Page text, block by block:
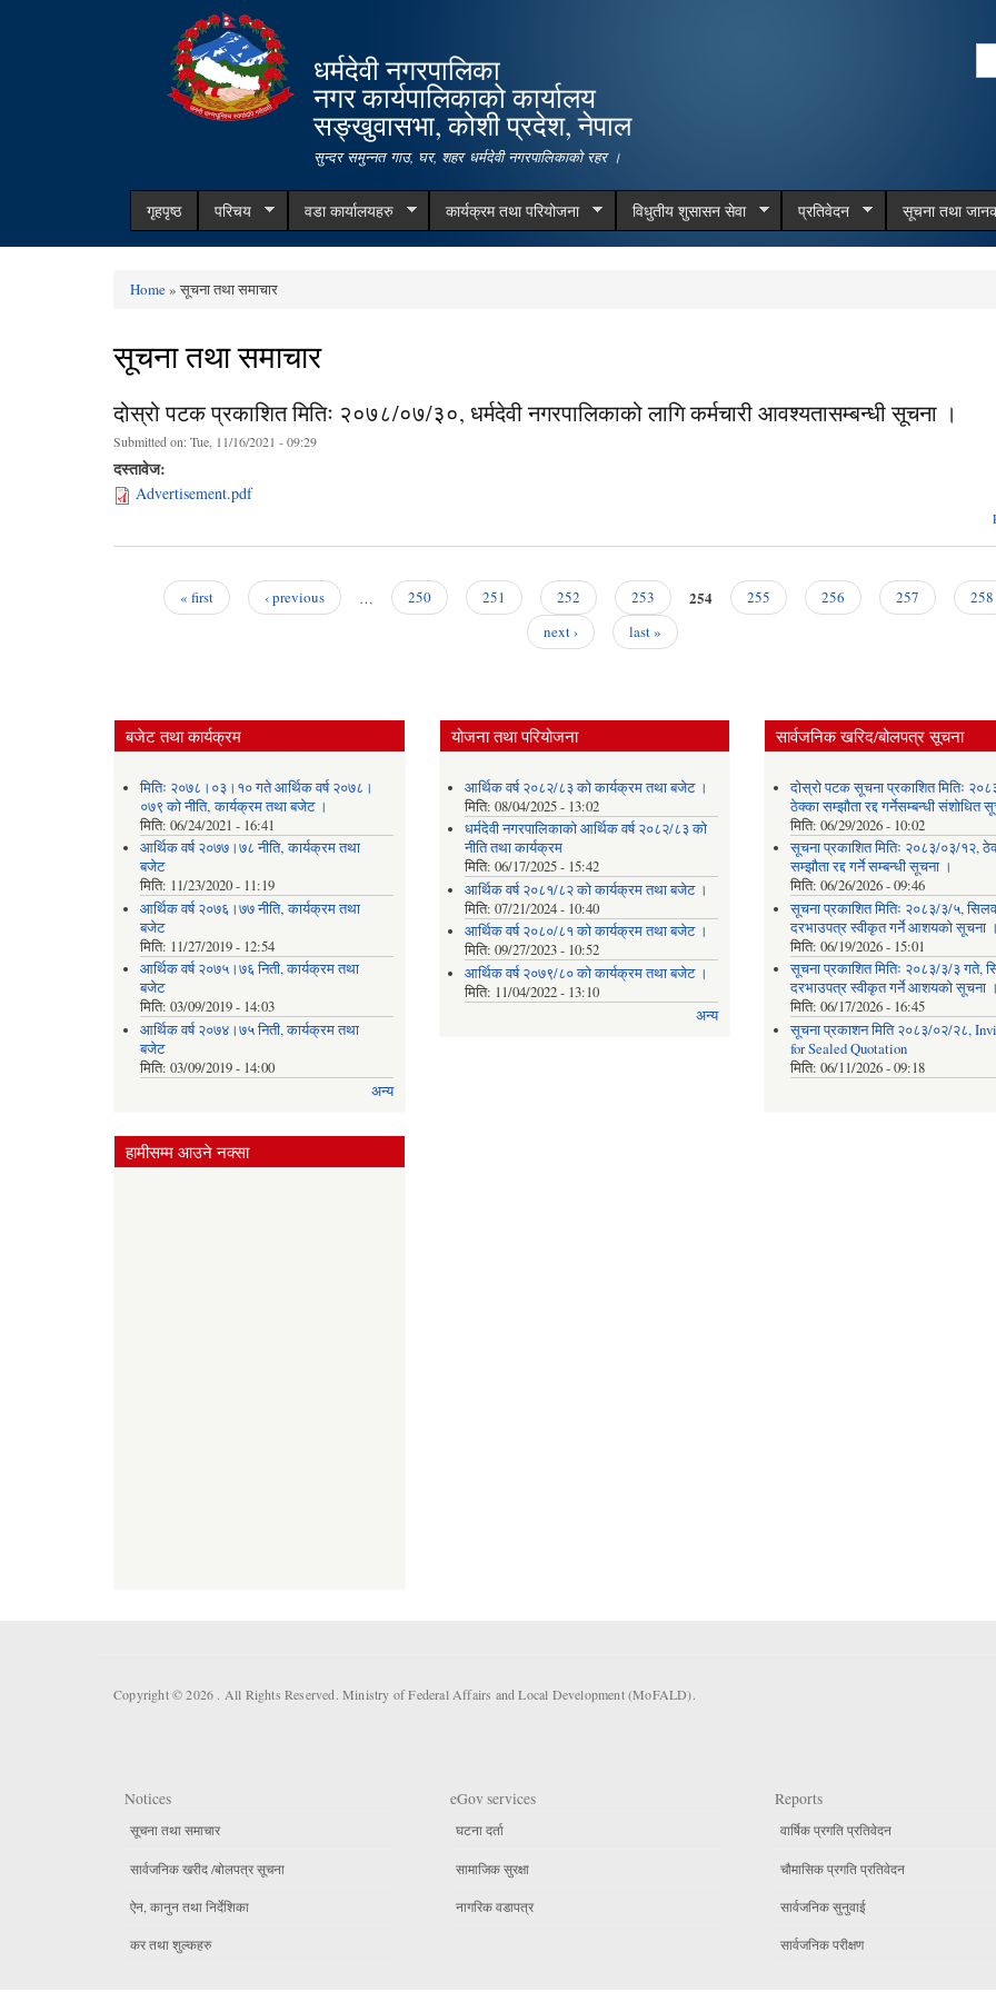
धर्मदेवी नगरपालिका
नगर कार्यपालिकाको कार्यालय
सङ्खुवासभा, कोशी प्रदेश, नेपाल
सुन्दर समुन्नत गाउ, घर, शहर धर्मदेवी नगरपालिकाको रहर ।
गृहपृष्ठ परिचय वडा कार्यालयहरु कार्यक्रम तथा परियोजना विधुतीय शुसासन सेवा प्रतिवेदन सूचना तथा
You are here
Home» सूचना तथा समाचार
सूचना तथा समाचार
दोस्रो पटक प्रकाशित मितिः २०७८/०७/३०, धर्मदेवी नगरपालिकाको लागि कर्मचारी आवश्यतासम्बन्धी सूचना ।
Submitted on:Tue, 11/16/2021 - 09:29
दस्तावेज:
Advertisement.pdf
« first ‹ previous … 250 251 252 253 254 255 256 257 258
next ›
last »
बजेट तथा कार्यक्रम
मितिः २०७८।०३।१० गते आर्थिक वर्ष २०७८।
०७९ को नीति‚ कार्यक्रम तथा बजेट ।
मिति: 06/24/2021 - 16:41
आर्थिक वर्ष २०७७।७८ नीति‚ कार्यक्रम तथा
बजेट
मिति: 11/23/2020 - 11:19
आर्थिक वर्ष २०७६।७७ नीति‚ कार्यक्रम तथा
बजेट
मिति: 11/27/2019 - 12:54
आर्थिक वर्ष २०७५।७६ निती, कार्यक्रम तथा
बजेट
मिति: 03/09/2019 - 14:03
आर्थिक वर्ष २०७४।७५ निती, कार्यक्रम तथा
बजेट
मिति: 03/09/2019 - 14:00
अन्य
योजना तथा परियोजना
आर्थिक वर्ष २०८२/८३ को कार्यक्रम तथा बजेट ।
मिति:08/04/2025 - 13:02
धर्मदेवी नगरपालिकाको आर्थिक वर्ष २०८२/८३ को
नीति तथा कार्यक्रम
मिति:06/17/2025 - 15:42
आर्थिक वर्ष २०८१/८२ को कार्यक्रम तथा बजेट ।
मिति:07/21/2024 - 10:40
आर्थिक वर्ष २०८०/८१ को कार्यक्रम तथा बजेट ।
मिति:09/27/2023 - 10:52
आर्थिक वर्ष २०७९/८० को कार्यक्रम तथा बजेट ।
मिति: 11/04/2022 - 13:10
अन्य
सार्वजनिक खरिद/बोलपत्र सूचना
दोस्रो पटक सूचना प्रकाशित मितिः
ठेक्का सम्झौता रद्द गर्नेसम्बन्धी संशोधित
मिति: 06/29/2026 - 10:02
सूचना प्रकाशित मितिः २०८३/०३/१२,
सम्झौता रद्द गर्ने सम्बन्धी सूचना ।
मिति: 06/26/2026 - 09:46
सूचना प्रकाशित मितिः २०८३/३/५,
दरभाउपत्र स्वीकृत गर्ने आशयको सूचना ।
मिति: 06/19/2026 - 15:01
सूचना प्रकाशित मितिः २०८३/३/३ गते,
दरभाउपत्र स्वीकृत गर्ने आशयको सूचना ।
मिति: 06/17/2026 - 16:45
सूचना प्रकाशन मिति २०८३/०२/२८,
for Sealed Quotation
मिति: 06/11/2026 - 09:18
हामीसम्म आउने नक्सा
Copyright © 2026 . All Rights Reserved. Ministry of Federal Affairs and Local Development (MoFALD).
Notices
सूचना तथा समाचार
सार्वजनिक खरीद /बोलपत्र सूचना
ऐन, कानुन तथा निर्देशिका
कर तथा शुल्कहरु
eGov services
घटना दर्ता
सामाजिक सुरक्षा
नागरिक वडापत्र
Reports
वार्षिक प्रगति प्रतिवेदन
चौमासिक प्रगति प्रतिवेदन
सार्वजनिक सुनुवाई
सार्वजनिक परीक्षण